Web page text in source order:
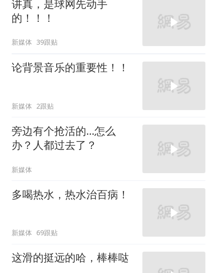
讲真，是球网先动手
的！！！
新媒体 39跟贴
论背景音乐的重要性！！
新媒体 2跟贴
旁边有个抢活的…怎么
办？人都过去了？
新媒体
多喝热水，热水治百病！
新媒体 69跟贴
这滑的挺远的哈，棒棒哒